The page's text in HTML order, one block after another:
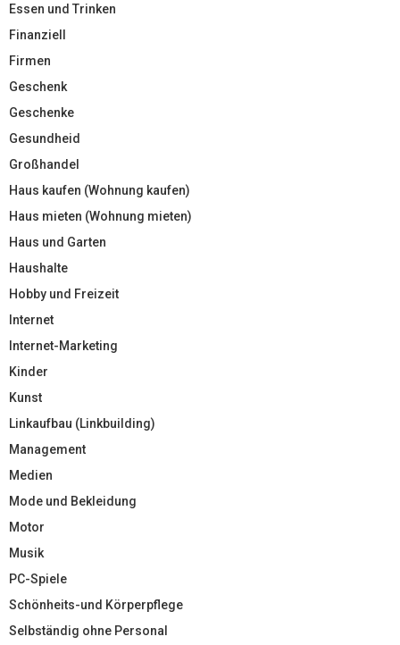
Essen und Trinken
Finanziell
Firmen
Geschenk
Geschenke
Gesundheid
Großhandel
Haus kaufen (Wohnung kaufen)
Haus mieten (Wohnung mieten)
Haus und Garten
Haushalte
Hobby und Freizeit
Internet
Internet-Marketing
Kinder
Kunst
Linkaufbau (Linkbuilding)
Management
Medien
Mode und Bekleidung
Motor
Musik
PC-Spiele
Schönheits-und Körperpflege
Selbständig ohne Personal